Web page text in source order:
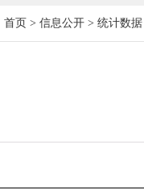
首页 > 信息公开 > 统计数据